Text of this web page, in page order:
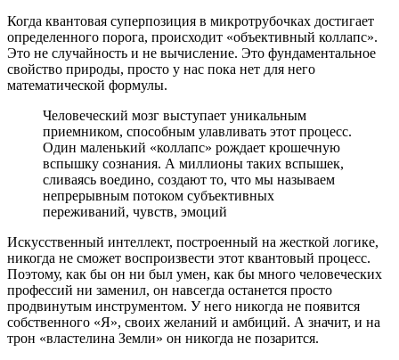
Когда квантовая суперпозиция в микротрубочках достигает
определенного порога, происходит «объективный коллапс».
Это не случайность и не вычисление. Это фундаментальное
свойство природы, просто у нас пока нет для него
математической формулы.
Человеческий мозг выступает уникальным
приемником, способным улавливать этот процесс.
Один маленький «коллапс» рождает крошечную
вспышку сознания. А миллионы таких вспышек,
сливаясь воедино, создают то, что мы называем
непрерывным потоком субъективных
переживаний, чувств, эмоций
Искусственный интеллект, построенный на жесткой логике,
никогда не сможет воспроизвести этот квантовый процесс.
Поэтому, как бы он ни был умен, как бы много человеческих
профессий ни заменил, он навсегда останется просто
продвинутым инструментом. У него никогда не появится
собственного «Я», своих желаний и амбиций. А значит, и на
трон «властелина Земли» он никогда не позарится.